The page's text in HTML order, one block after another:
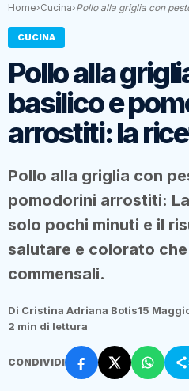
Home›Cucina›Pollo alla griglia con
CUCINA
Pollo alla
basilico e
arrostiti: la
Pollo alla griglia con
pomodorini arrostiti:
solo pochi minuti e il
salutare e colorato
commensali.
Di Cristina Adriana Botis15
2 min di lettura
CONDIVIDI